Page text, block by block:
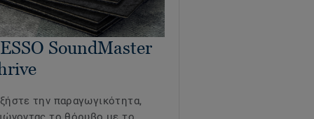
SoundMaster
την παραγωγικότητα,